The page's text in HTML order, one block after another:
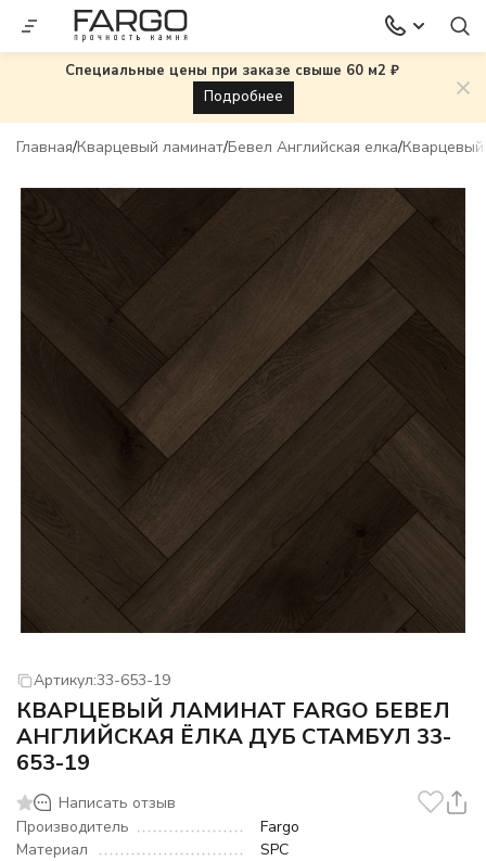
Специальные цены при заказе свыше 60 м2 ₽
Подробнее
Главная Кварцевый ламинат Бевел Английская елка
Артикул:33-653-19
КВАРЦЕВЫЙ ЛАМИНАТ FARGO БЕВЕЛ
АНГЛИЙСКАЯ ЁЛКА ДУБ СТАМБУЛ 33-
653-19
Написать отзыв
Производитель
Fargo
Материал
SPC